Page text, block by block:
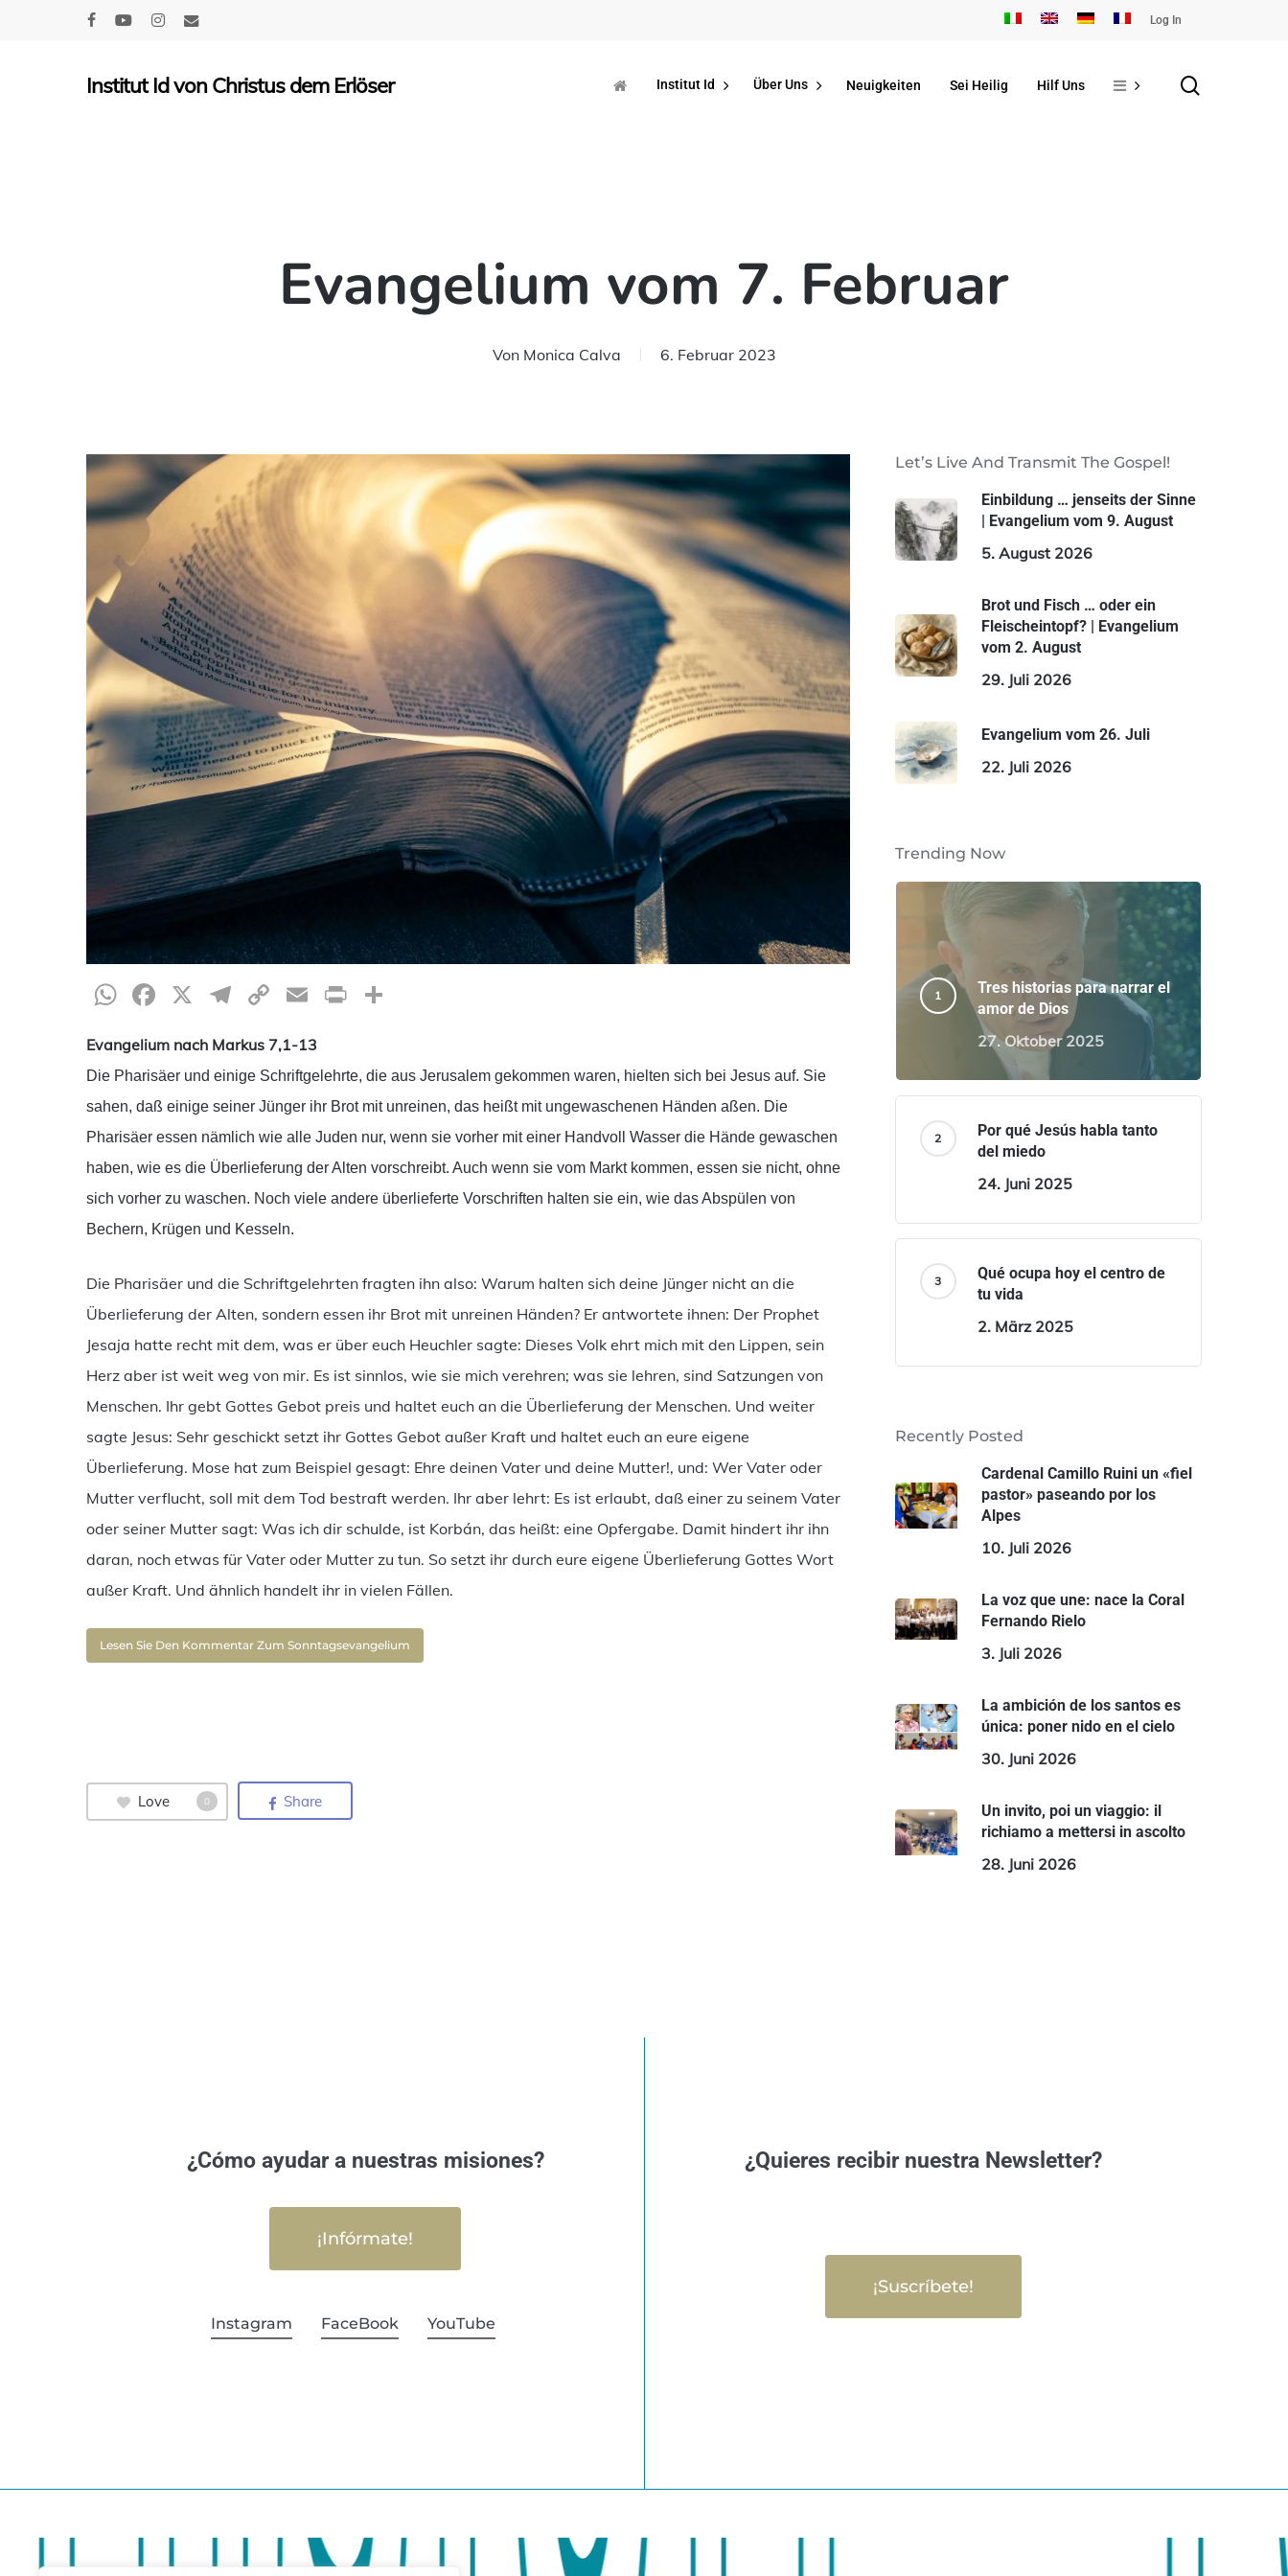
Log In
Hit enter to search or ESC to close
Institut Id von Christus dem Erlöser Institut Id Über Uns Neuigkeiten Sei Heilig Hilf Uns
Evangelium vom 7. Februar
Von Monica Calva 6. Februar 2023
WhatsApp
Facebook
X Telegram
CopyEmailPrint
Evangelium nach Markus 7,1-13
Die Pharisäer und einige Schriftgelehrte, die aus Jerusalem gekommen waren, hielten sich bei Jesus auf. Sie
sahen, daß einige seiner Jünger ihr Brot mit unreinen, das heißt mit ungewaschenen Händen aßen. Die
Pharisäer essen nämlich wie alle Juden nur, wenn sie vorher mit einer Handvoll Wasser die Hände gewaschen
haben, wie es die Überlieferung der Alten vorschreibt. Auch wenn sie vom Markt kommen, essen sie nicht, ohne
sich vorher zu waschen. Noch viele andere überlieferte Vorschriften halten sie ein, wie das Abspülen von
Bechern, Krügen und Kesseln.
Die Pharisäer und die Schriftgelehrten fragten ihn also: Warum halten sich deine Jünger nicht an die
Überlieferung der Alten, sondern essen ihr Brot mit unreinen Händen? Er antwortete ihnen: Der Prophet
Jesaja hatte recht mit dem, was er über euch Heuchler sagte: Dieses Volk ehrt mich mit den Lippen, sein
Herz aber ist weit weg von mir. Es ist sinnlos, wie sie mich verehren; was sie lehren, sind Satzungen von
Menschen. Ihr gebt Gottes Gebot preis und haltet euch an die Überlieferung der Menschen. Und weiter
sagte Jesus: Sehr geschickt setzt ihr Gottes Gebot außer Kraft und haltet euch an eure eigene
Überlieferung. Mose hat zum Beispiel gesagt: Ehre deinen Vater und deine Mutter!, und: Wer Vater oder
Mutter verflucht, soll mit dem Tod bestraft werden. Ihr aber lehrt: Es ist erlaubt, daß einer zu seinem Vater
oder seiner Mutter sagt: Was ich dir schulde, ist Korbán, das heißt: eine Opfergabe. Damit hindert ihr ihn
daran, noch etwas für Vater oder Mutter zu tun. So setzt ihr durch eure eigene Überlieferung Gottes Wort
außer Kraft. Und ähnlich handelt ihr in vielen Fällen.
Lesen Sie Den Kommentar Zum Sonntagsevangelium
Love 0 Share
Let’s Live And Transmit The Gospel!
Einbildung … jenseits der Sinne
| Evangelium vom 9. August
5. August 2026
Brot und Fisch … oder ein
Fleischeintopf? | Evangelium
vom 2. August
29. Juli 2026
Evangelium vom 26. Juli
22. Juli 2026
Trending Now
Tres historias para narrar el
amor de Dios
27. Oktober 2025
Por qué Jesús habla tanto
del miedo
24. Juni 2025
Qué ocupa hoy el centro de
tu vida
2. März 2025
Recently Posted
Cardenal Camillo Ruini un «fiel
pastor» paseando por los
Alpes
10. Juli 2026
La voz que une: nace la Coral
Fernando Rielo
3. Juli 2026
La ambición de los santos es
única: poner nido en el cielo
30. Juni 2026
Un invito, poi un viaggio: il
richiamo a mettersi in ascolto
28. Juni 2026
¿Cómo ayudar a nuestras misiones?
¡Infórmate!
Instagram FaceBook YouTube
¿Quieres recibir nuestra Newsletter?
¡Suscríbete!